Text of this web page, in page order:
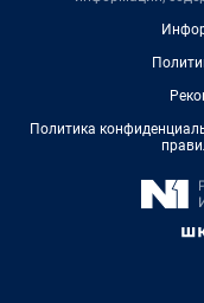
Политика